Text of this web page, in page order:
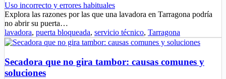
Uso incorrecto y errores habituales
Explora las razones por las que una lavadora en Tarragona podría
no abrir su puerta…
lavadora, puerta bloqueada, servicio técnico, Tarragona
Secadora que no gira tambor: causas comunes y
soluciones